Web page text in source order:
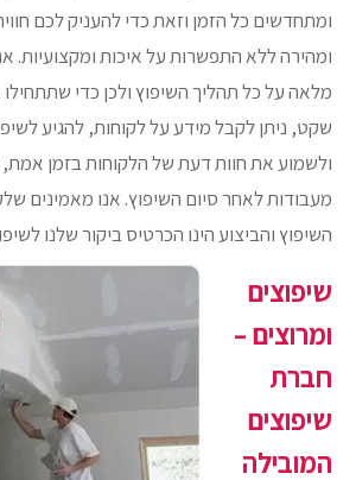
ומתחדשים כל הזמן וזאת כדי להעניק לכם
ומהירה ללא התפשרות על איכות ומקצועיות.
מלאה על כל תהליך השיפוץ ולכן כדי
שקט, ניתן לקבל מידע על לקוחות, להגיע
ולשמוע את חוות דעת של הלקוחות בזמן
מעבודות לאחר סיום השיפוץ. אנו מאמינים
השיפוץ והביצוע הינו הכרטיס ביקור שלנו
שיפוצים
ומרוצים –
חברת
שיפוצים
המובילה